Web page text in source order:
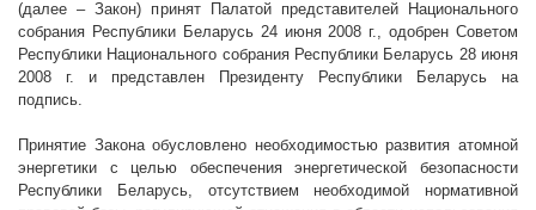
(далее – Закон) принят Палатой представителей Национального
собрания Республики Беларусь 24 июня2008 г., одобрен Советом
Республики Национального собрания Республики Беларусь 28 июня
2008 г. и представлен Президенту Республики Беларусь на
подпись.
Принятие Закона обусловлено необходимостью развития атомной
энергетики с целью обеспечения энергетической безопасности
Республики Беларусь, отсутствием необходимой нормативной